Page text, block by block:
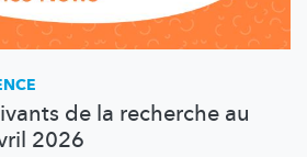
de la recherche au
2026